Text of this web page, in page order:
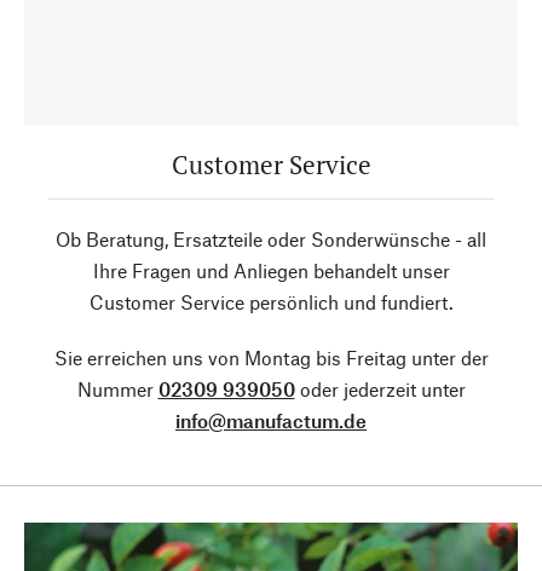
Customer Service
Ob Beratung, Ersatzteile oder Sonderwünsche - all
Ihre Fragen und Anliegen behandelt unser
Customer Service persönlich und fundiert.
Sie erreichen uns von Montag bis Freitag unter der
Nummer 02309 939050oder jederzeit unter
info@manufactum.de